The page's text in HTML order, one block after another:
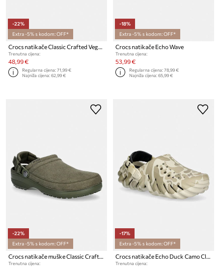
-22%
Extra -5% s kodom: OFF*
Trenutna cijena:
48,99 €
Regularna cijena:71,99 €
Najniža cijena:62,99 €
-18%
Extra -5% s kodom: OFF*
Crocs natikače Echo Wave
Trenutna cijena:
53,99 €
Regularna cijena:78,99 €
Najniža cijena:65,99 €
-22%
Extra -5% s kodom: OFF*
Crocs natikače muške Classic Crafted Vegan Suede Cg
Trenutna cijena:
-17%
Extra -5% s kodom: OFF*
Crocs natikače Echo Duck Camo Clog
Trenutna cijena: